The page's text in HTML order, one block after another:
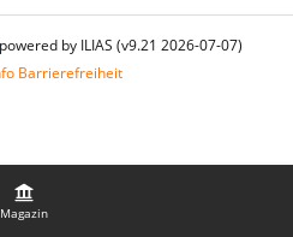
Magazin
powered by ILIAS (v9.21 2026-07-07)
Barrierefreiheit